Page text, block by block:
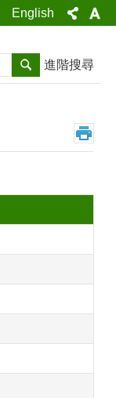
English
搜尋 進階搜尋